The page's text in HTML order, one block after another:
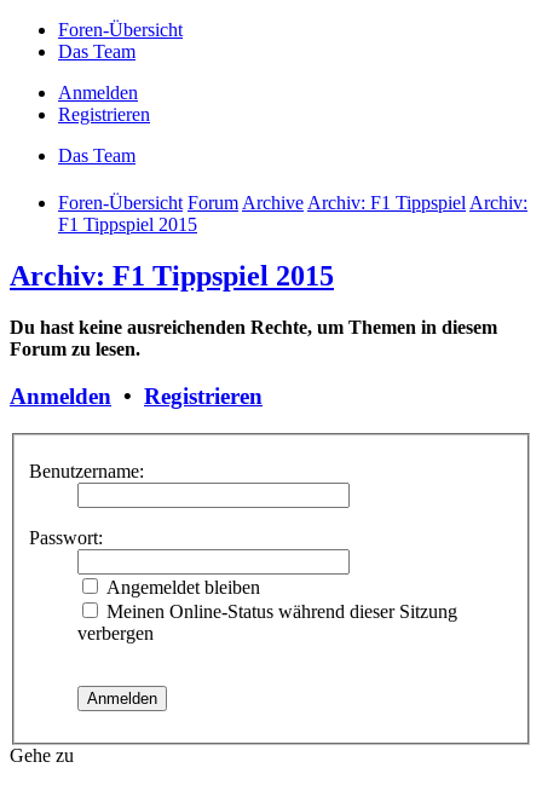
Foren-Übersicht
Das Team
Anmelden
Registrieren
Das Team
Foren-Übersicht ForumArchiveArchiv: F1 TippspielArchiv:
F1 Tippspiel 2015
Archiv: F1 Tippspiel 2015
Du hast keine ausreichenden Rechte, um Themen in diesem
Forum zu lesen.
Anmelden • Registrieren
Benutzername:
Passwort:
Angemeldet bleiben
Meinen Online-Status während dieser Sitzung
verbergen
Gehe zu